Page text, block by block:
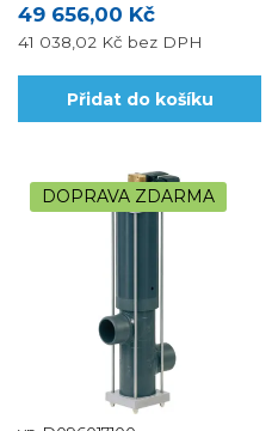
49 656,00 Kč
41 038,02 Kč bez DPH
Přidat do košíku
DOPRAVA ZDARMA